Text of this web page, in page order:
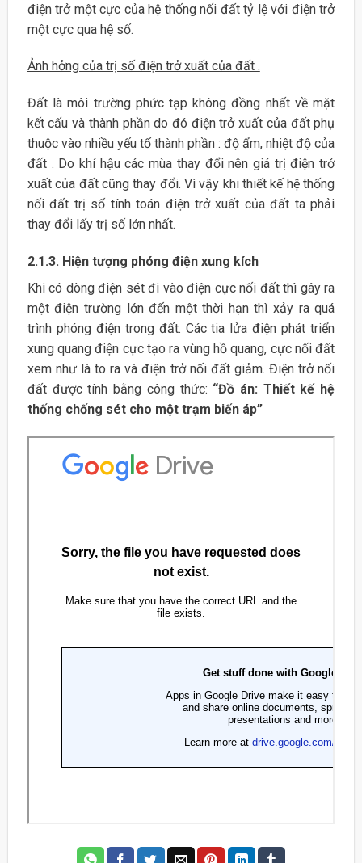
điện trở một cực của hệ thống nối đất tỷ lệ với điện trở
một cực qua hệ số.
Ảnh hởng của trị số điện trở xuất của đất .
Đất là môi trường phức tạp không đồng nhất về mặt
kết cấu và thành phần do đó điện trở xuất của đất phụ
thuộc vào nhiều yếu tố thành phần : độ ẩm, nhiệt độ của
đất . Do khí hậu các mùa thay đổi nên giá trị điện trở
xuất của đất cũng thay đổi. Vì vậy khi thiết kế hệ thống
nối đất trị số tính toán điện trở xuất của đất ta phải
thay đổi lấy trị số lớn nhất.
2.1.3. Hiện tượng phóng điện xung kích
Khi có dòng điện sét đi vào điện cực nối đất thì gây ra
một điện trường lớn đến một thời hạn thì xảy ra quá
trình phóng điện trong đất. Các tia lửa điện phát triển
xung quang điện cực tạo ra vùng hồ quang, cực nối đất
xem như là to ra và điện trở nối đất giảm. Điện trở nối
đất được tính bằng công thức: “Đồ án: Thiết kế hệ
thống chống sét cho một trạm biến áp”